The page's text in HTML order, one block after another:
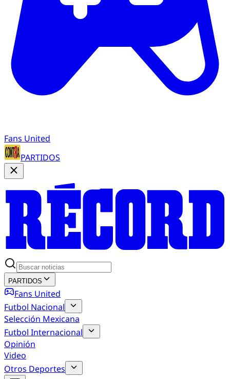
Fans United
PARTIDOS
PARTIDOS
Fans United
Futbol Nacional
Selección Mexicana
Futbol Internacional
Opinión
Video
Otros Deportes